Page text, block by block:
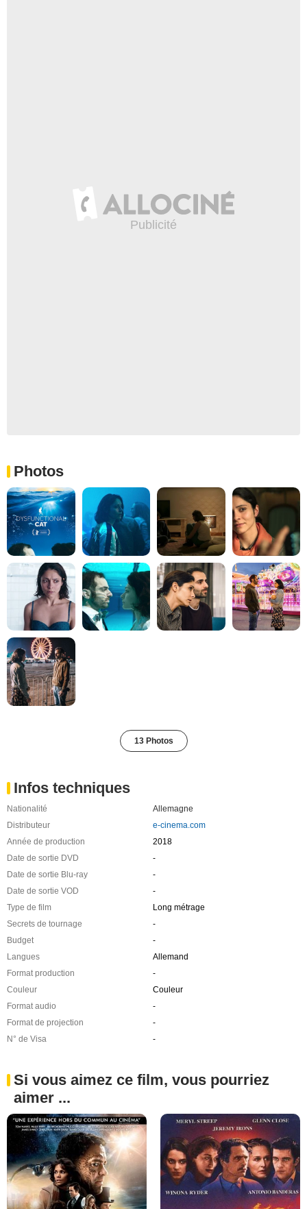
Photos
13 Photos
Infos techniques
Nationalité
Allemagne
Distributeur
e-cinema.com
Année de production
2018
Date de sortie DVD
-
Date de sortie Blu-ray
-
Date de sortie VOD
-
Type de film
Long métrage
Secrets de tournage
-
Budget
-
Langues
Allemand
Format production
-
Couleur
Couleur
Format audio
-
Format de projection
-
N° de Visa
-
Si vous aimez ce film, vous pourriez
aimer ...